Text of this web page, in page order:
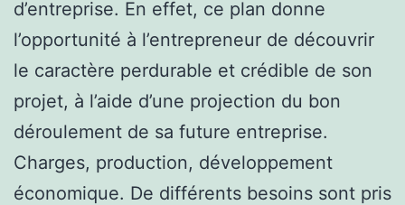
d’entreprise. En effet, ce plan donne
l’opportunité à l’entrepreneur de découvrir
le caractère perdurable et crédible de son
projet, à l’aide d’une projection du bon
déroulement de sa future entreprise.
Charges, production, développement
économique. De différents besoins sont pris